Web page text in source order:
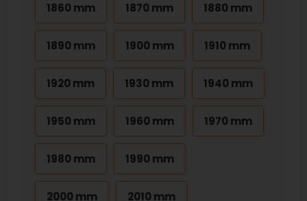
1860 mm 1870 mm 1880 mm
1890 mm 1900 mm 1910 mm
1920 mm 1930 mm 1940 mm
1950 mm 1960 mm 1970 mm
1980 mm 1990 mm
2000 mm 2010 mm